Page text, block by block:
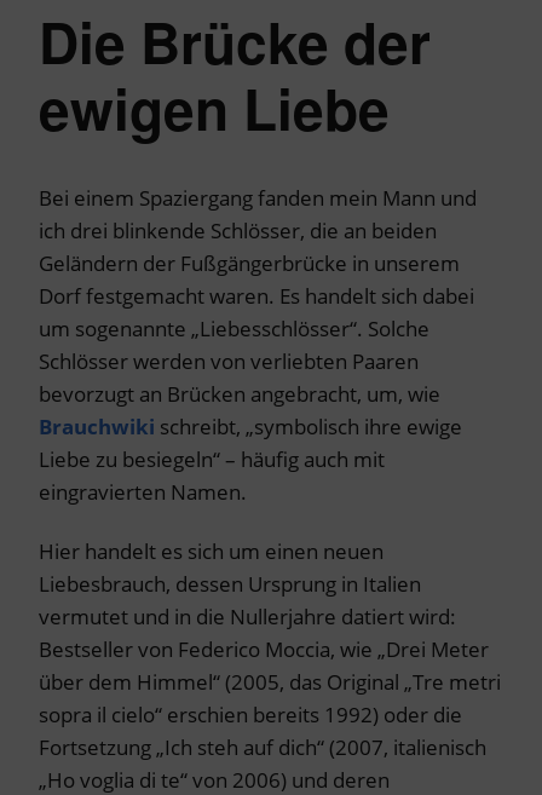
Die Brücke der
ewigen Liebe
Bei einem Spaziergang fanden mein Mann und
ich drei blinkende Schlösser, die an beiden
Geländern der Fußgängerbrücke in unserem
Dorf festgemacht waren. Es handelt sich dabei
um sogenannte „Liebesschlösser“. Solche
Schlösser werden von verliebten Paaren
bevorzugt an Brücken angebracht, um, wie
Brauchwiki schreibt, „symbolisch ihre ewige
Liebe zu besiegeln“ – häufig auch mit
eingravierten Namen.
Hier handelt es sich um einen neuen
Liebesbrauch, dessen Ursprung in Italien
vermutet und in die Nullerjahre datiert wird:
Bestseller von Federico Moccia, wie „Drei Meter
über dem Himmel“ (2005, das Original „Tre metri
sopra il cielo“ erschien bereits 1992) oder die
Fortsetzung „Ich steh auf dich“ (2007, italienisch
„Ho voglia di te“ von 2006) und deren